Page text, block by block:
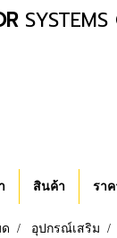
SYSTEMS
สินค้า รา
อุปกรณ์เสริม